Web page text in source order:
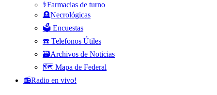
⚕️Farmacias de turno
🪦Necrológicas
🗳️ Encuestas
☎️ Telefonos Útiles
🗃️Archivos de Noticias
🗺️ Mapa de Federal
📻Radio en vivo!